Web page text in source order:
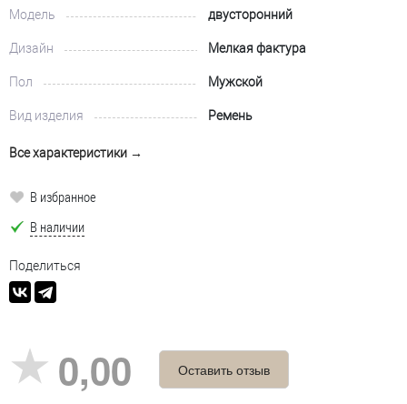
Модель двусторонний
Дизайн Мелкая фактура
Пол Мужской
Вид изделия Ремень
Все характеристики →
В избранное
В наличии
Поделиться
0,00 Оставить отзыв